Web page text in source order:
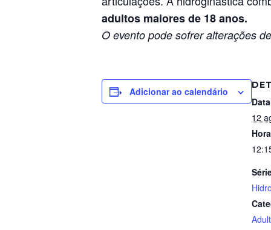
adultos maiores de 18 anos.
O evento pode sofrer alterações
Adicionar ao calendário
12